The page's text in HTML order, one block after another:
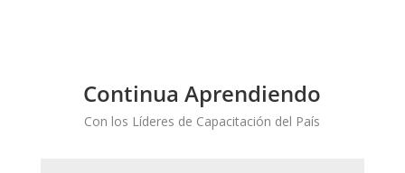
Continua Aprendiendo
Con los Líderes de Capacitación del País